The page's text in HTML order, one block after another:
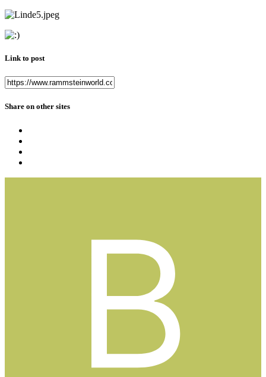
Link to post
Share on other sites